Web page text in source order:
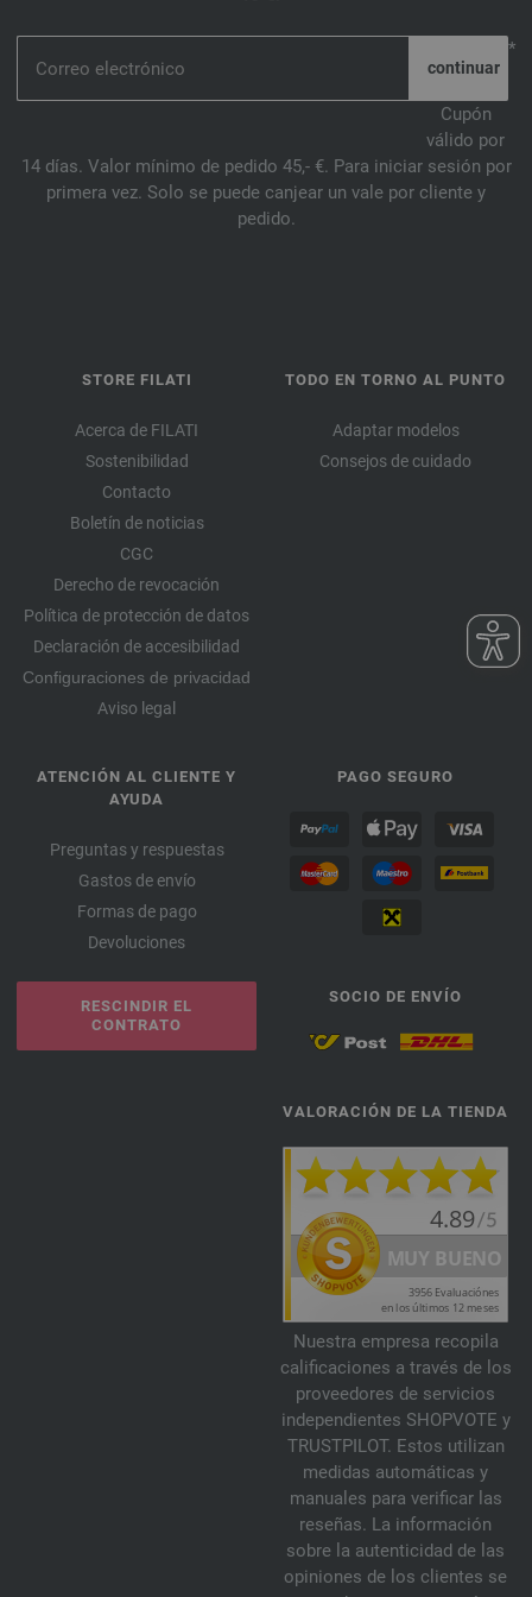
*
Cupón
válido por
14 días. Valor mínimo de pedido 45,- €. Para iniciar sesión por
primera vez. Solo se puede canjear un vale por cliente y
pedido.
STORE FILATI
Acerca de FILATI
Sostenibilidad
Contacto
Boletín de noticias
CGC
Derecho de revocación
Política de protección de datos
Declaración de accesibilidad
Configuraciones de privacidad
Aviso legal
TODO EN TORNO AL PUNTO
Adaptar modelos
Consejos de cuidado
ATENCIÓN AL CLIENTE Y
AYUDA
Preguntas y respuestas
Gastos de envío
Formas de pago
Devoluciones
RESCINDIR EL
CONTRATO
PAGO SEGURO
SOCIO DE ENVÍO
VALORACIÓN DE LA TIENDA
Nuestra empresa recopila
calificaciones a través de los
proveedores de servicios
independientes SHOPVOTE y
TRUSTPILOT. Estos utilizan
medidas automáticas y
manuales para verificar las
reseñas. La información
sobre la autenticidad de las
opiniones de los clientes se